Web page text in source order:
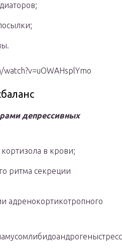
депрессивных
в крови;
ритма секреции
адренокортикотропного